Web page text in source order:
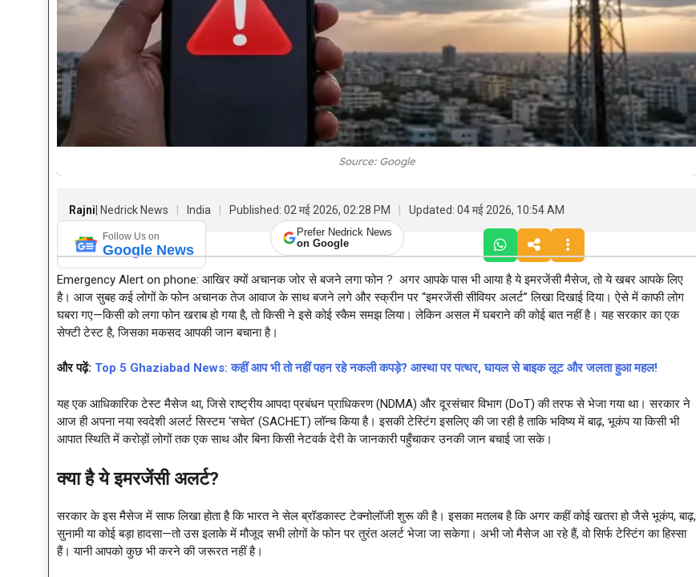
Source: Google
Rajni | Nedrick News India Published: 02 मई 2026, 02:28 PM Updated: 04 मई 2026, 10:54 AM
Follow Us on
Google News
Prefer Nedrick News
on Google
Emergency Alert on phone: आखिर क्यों अचानक जोर से बजने लगा फोन ? अगर आपके पास भी आया है ये इमरजेंसी मैसेज, तो ये खबर आपके लिए
है। आज सुबह कई लोगों के फोन अचानक तेज आवाज के साथ बजने लगे और स्क्रीन पर “इमरजेंसी सीवियर अलर्ट” लिखा दिखाई दिया। ऐसे में काफी लोग
घबरा गए—किसी को लगा फोन खराब हो गया है, तो किसी ने इसे कोई स्कैम समझ लिया। लेकिन असल में घबराने की कोई बात नहीं है। यह सरकार का एक
सेफ्टी टेस्ट है, जिसका मकसद आपकी जान बचाना है।
और पढ़ें: Top 5 Ghaziabad News: कहीं आप भी तो नहीं पहन रहे नकली कपड़े? आस्था पर पत्थर, घायल से बाइक लूट और जलता हुआ महल!
यह एक आधिकारिक टेस्ट मैसेज था, जिसे राष्ट्रीय आपदा प्रबंधन प्राधिकरण (NDMA) और दूरसंचार विभाग (DoT) की तरफ से भेजा गया था। सरकार ने
आज ही अपना नया स्वदेशी अलर्ट सिस्टम ‘सचेत’ (SACHET) लॉन्च किया है। इसकी टेस्टिंग इसलिए की जा रही है ताकि भविष्य में बाढ़, भूकंप या किसी भी
आपात स्थिति में करोड़ों लोगों तक एक साथ और बिना किसी नेटवर्क देरी के जानकारी पहुँचाकर उनकी जान बचाई जा सके।
क्या है ये इमरजेंसी अलर्ट?
सरकार के इस मैसेज में साफ लिखा होता है कि भारत ने सेल ब्रॉडकास्ट टेक्नोलॉजी शुरू की है। इसका मतलब है कि अगर कहीं कोई खतरा हो जैसे भूकंप, बाढ़,
सुनामी या कोई बड़ा हादसा—तो उस इलाके में मौजूद सभी लोगों के फोन पर तुरंत अलर्ट भेजा जा सकेगा। अभी जो मैसेज आ रहे हैं, वो सिर्फ टेस्टिंग का हिस्सा
हैं। यानी आपको कुछ भी करने की जरूरत नहीं है।